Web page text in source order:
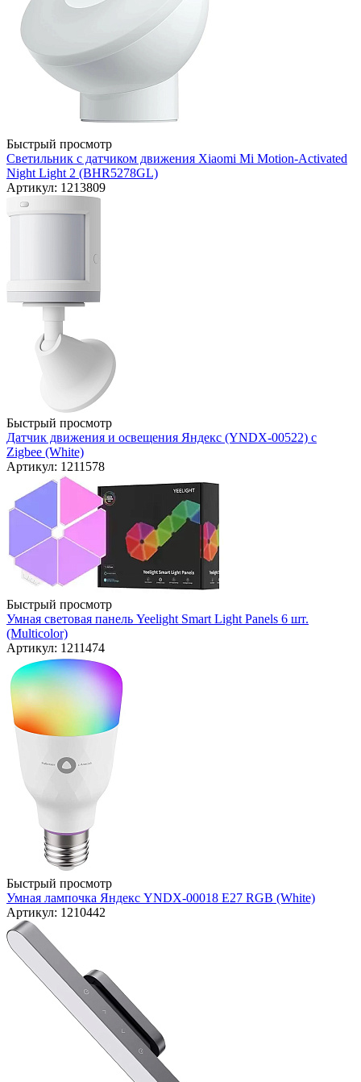
Быстрый просмотр
Светильник с датчиком движения Xiaomi Mi Motion-Activated
Night Light 2 (BHR5278GL)
Артикул: 1213809
Быстрый просмотр
Датчик движения и освещения Яндекс (YNDX-00522) с
Zigbee (White)
Артикул: 1211578
Быстрый просмотр
Умная световая панель Yeelight Smart Light Panels 6 шт.
(Multicolor)
Артикул: 1211474
Быстрый просмотр
Умная лампочка Яндекс YNDX-00018 E27 RGB (White)
Артикул: 1210442